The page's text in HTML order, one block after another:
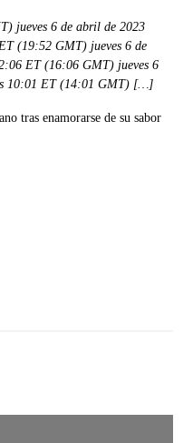
jueves 6 de abril de 2023
(19:52 GMT) jueves 6 de
ET (16:06 GMT) jueves 6
10:01 ET (14:01 GMT) […]